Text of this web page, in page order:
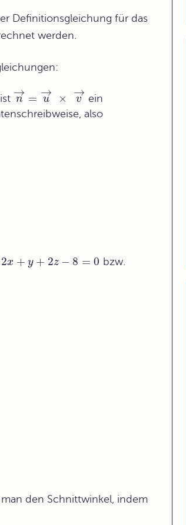
Definitionsgleichung für das
werden.
:
n
→
= u
→
× v
→
ein
, also
2x + y + 2z − 8 = 0 bzw.
den Schnittwinkel, indem